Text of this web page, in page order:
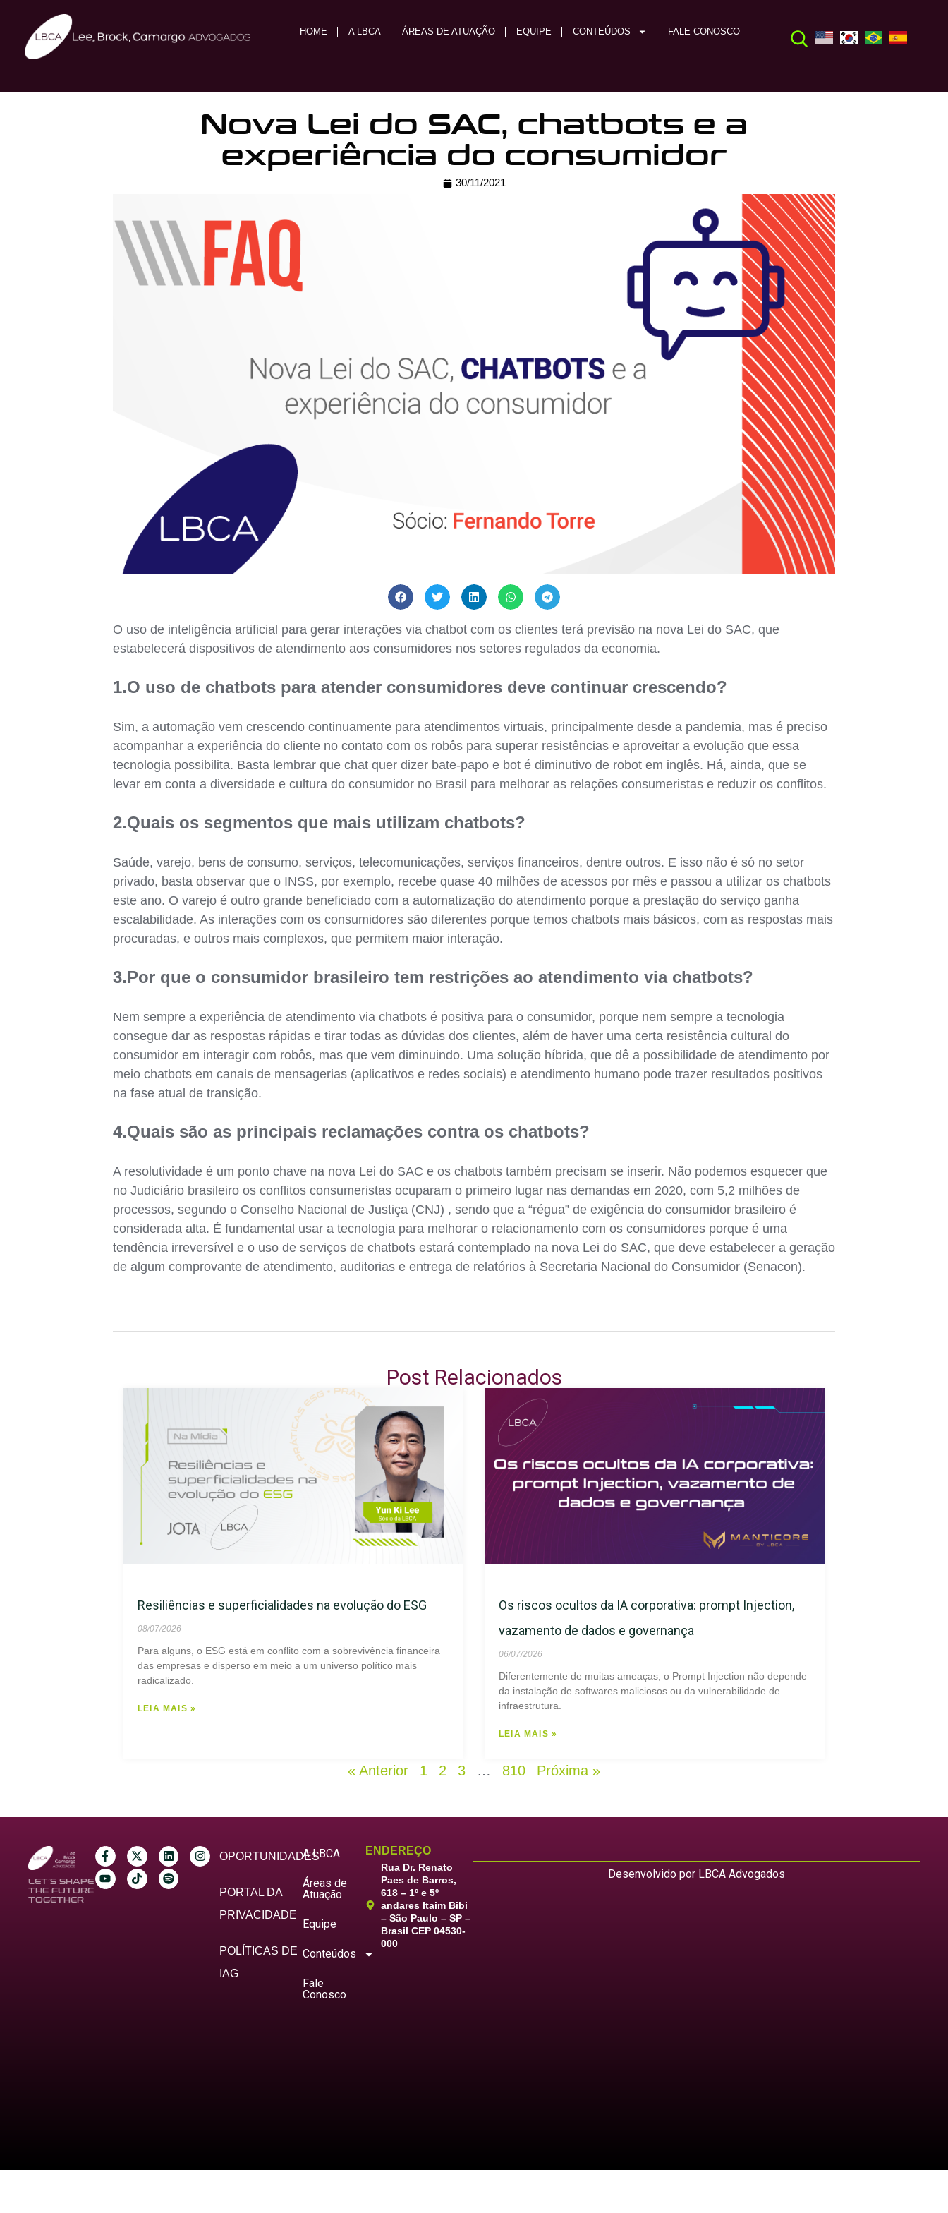
HOME A LBCA ÁREAS DE ATUAÇÃO EQUIPE CONTEÚDOS FALE CONOSCO
Nova Lei do SAC, chatbots e a
experiência do consumidor
30/11/2021
O uso de inteligência artificial para gerar interações via chatbot com os clientes terá previsão na nova Lei do SAC, que
estabelecerá dispositivos de atendimento aos consumidores nos setores regulados da economia.
1.O uso de chatbots para atender consumidores deve continuar crescendo?
Sim, a automação vem crescendo continuamente para atendimentos virtuais, principalmente desde a pandemia, mas é preciso
acompanhar a experiência do cliente no contato com os robôs para superar resistências e aproveitar a evolução que essa
tecnologia possibilita. Basta lembrar que chat quer dizer bate-papo e bot é diminutivo de robot em inglês. Há, ainda, que se
levar em conta a diversidade e cultura do consumidor no Brasil para melhorar as relações consumeristas e reduzir os conflitos.
2.Quais os segmentos que mais utilizam chatbots?
Saúde, varejo, bens de consumo, serviços, telecomunicações, serviços financeiros, dentre outros. E isso não é só no setor
privado, basta observar que o INSS, por exemplo, recebe quase 40 milhões de acessos por mês e passou a utilizar os chatbots
este ano. O varejo é outro grande beneficiado com a automatização do atendimento porque a prestação do serviço ganha
escalabilidade. As interações com os consumidores são diferentes porque temos chatbots mais básicos, com as respostas mais
procuradas, e outros mais complexos, que permitem maior interação.
3.Por que o consumidor brasileiro tem restrições ao atendimento via chatbots?
Nem sempre a experiência de atendimento via chatbots é positiva para o consumidor, porque nem sempre a tecnologia
consegue dar as respostas rápidas e tirar todas as dúvidas dos clientes, além de haver uma certa resistência cultural do
consumidor em interagir com robôs, mas que vem diminuindo. Uma solução híbrida, que dê a possibilidade de atendimento por
meio chatbots em canais de mensagerias (aplicativos e redes sociais) e atendimento humano pode trazer resultados positivos
na fase atual de transição.
4.Quais são as principais reclamações contra os chatbots?
A resolutividade é um ponto chave na nova Lei do SAC e os chatbots também precisam se inserir. Não podemos esquecer que
no Judiciário brasileiro os conflitos consumeristas ocuparam o primeiro lugar nas demandas em 2020, com 5,2 milhões de
processos, segundo o Conselho Nacional de Justiça (CNJ) , sendo que a “régua” de exigência do consumidor brasileiro é
considerada alta. É fundamental usar a tecnologia para melhorar o relacionamento com os consumidores porque é uma
tendência irreversível e o uso de serviços de chatbots estará contemplado na nova Lei do SAC, que deve estabelecer a geração
de algum comprovante de atendimento, auditorias e entrega de relatórios à Secretaria Nacional do Consumidor (Senacon).
Post Relacionados
Resiliências e superficialidades na evolução do ESG
08/07/2026
Para alguns, o ESG está em conflito com a sobrevivência financeira
das empresas e disperso em meio a um universo político mais
radicalizado.
LEIA MAIS »
Os riscos ocultos da IA corporativa: prompt Injection,
vazamento de dados e governança
06/07/2026
Diferentemente de muitas ameaças, o Prompt Injection não depende
da instalação de softwares maliciosos ou da vulnerabilidade de
infraestrutura.
LEIA MAIS »
« Anterior 1 2 3 … 810 Próxima »
LET’S SHAPE
THE FUTURE
TOGETHER
OPORTUNIDADES
PORTAL DA
PRIVACIDADE
POLÍTICAS DE
IAG
A LBCA
Áreas de
Atuação
Equipe
Conteúdos
Fale
Conosco
ENDEREÇO
Rua Dr. Renato
Paes de Barros,
618 – 1º e 5º
andares Itaim Bibi
– São Paulo – SP –
Brasil CEP 04530-
000
Desenvolvido por LBCA Advogados